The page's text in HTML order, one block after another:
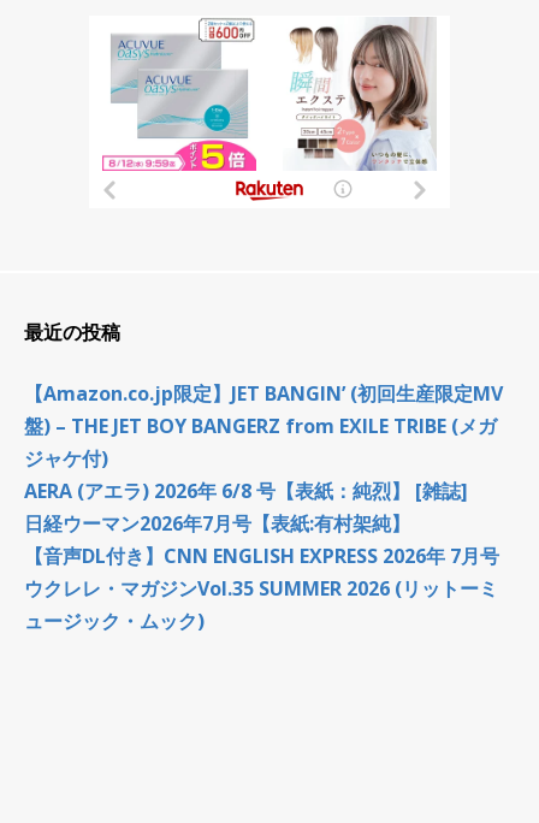
最近の投稿
【Amazon.co.jp限定】JET BANGIN’ (初回生産限定MV
盤) – THE JET BOY BANGERZ from EXILE TRIBE (メガ
ジャケ付)
AERA (アエラ) 2026年 6/8 号【表紙：純烈】 [雑誌]
日経ウーマン2026年7月号【表紙:有村架純】
【音声DL付き】CNN ENGLISH EXPRESS 2026年 7月号
ウクレレ・マガジンVol.35 SUMMER 2026 (リットーミ
ュージック・ムック)